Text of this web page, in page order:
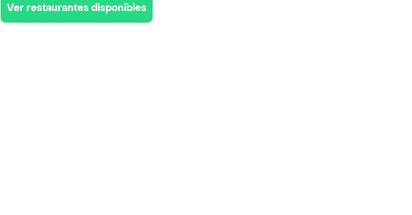
Ver restaurantes disponibles